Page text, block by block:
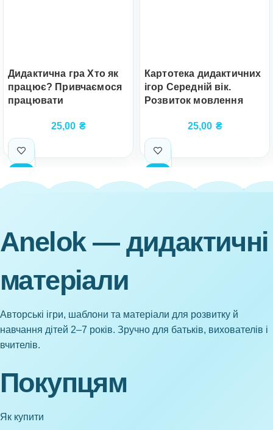
Дидактична гра Хто як
працює? Привчаємося
працювати
25,00 ₴
Картотека дидактичних
ігор Середній вік.
Розвиток мовлення
25,00 ₴
Anelok — дидактичні
матеріали
Авторські ігри, шаблони та матеріали для розвитку й
навчання дітей 2–7 років. Зручно для батьків, вихователів і
вчителів.
Покупцям
Як купити